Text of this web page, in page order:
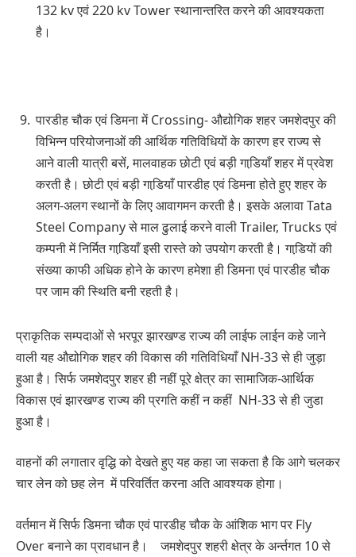
132 kv एवं 220 kv Tower स्थानान्तरित करने की आवश्यकता
है।
पारडीह चौक एवं डिमना में Crossing- औद्योगिक शहर जमशेदपुर की
विभिन्न परियोजनाओं की आर्थिक गतिविधियों के कारण हर राज्य से
आने वाली यात्री बसें, मालवाहक छोटी एवं बड़ी गाडि़याँ शहर में प्रवेश
करती है। छोटी एवं बड़ी गाडि़याँ पारडीह एवं डिमना होते हुए शहर के
अलग-अलग स्थानों के लिए आवागमन करती है। इसके अलावा Tata
Steel Company से माल ढुलाई करने वाली Trailer, Trucks एवं
कम्पनी में निर्मित गाडि़याँ इसी रास्ते को उपयोग करती है। गाडि़यों की
संख्या काफी अधिक होने के कारण हमेशा ही डिमना एवं पारडीह चौक
पर जाम की स्थिति बनी रहती है।
प्राकृतिक सम्पदाओं से भरपूर झारखण्ड राज्य की लाईफ लाईन कहे जाने
वाली यह औद्योगिक शहर की विकास की गतिविधियाँ NH-33 से ही जुड़ा
हुआ है। सिर्फ जमशेदपुर शहर ही नहीं पूरे क्षेत्र का सामाजिक-आर्थिक
विकास एवं झारखण्ड राज्य की प्रगति कहीं न कहीं NH-33 से ही जुडा
हुआ है।
वाहनों की लगातार वृद्धि को देखते हुए यह कहा जा सकता है कि आगे चलकर
चार लेन को छह लेन में परिवर्तित करना अति आवश्यक होगा।
वर्तमान में सिर्फ डिमना चौक एवं पारडीह चौक के आंशिक भाग पर Fly
Over बनाने का प्रावधान है। जमशेदपुर शहरी क्षेत्र के अर्न्तगत 10 से